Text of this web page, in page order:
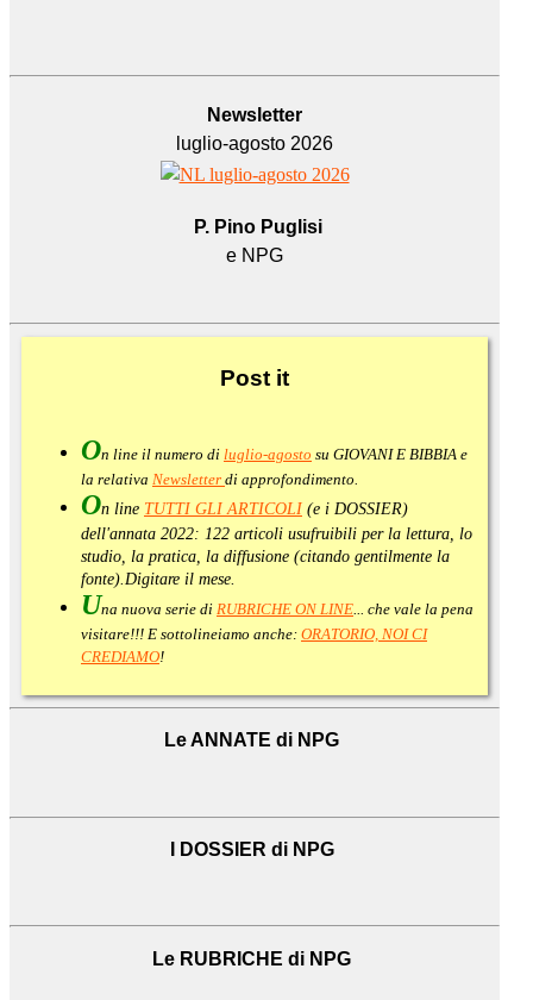
Newsletter
luglio-agosto 2026
P. Pino Puglisi
e NPG
Post it
On line il numero di luglio-agosto su GIOVANI E BIBBIA e
la relativa Newsletter di approfondimento
On line TUTTI GLI ARTICOLI (e i DOSSIER)
dell'annata 2022: 122 articoli usufruibili per la lettura, lo
studio, la pratica, la diffusione (citando gentilmente la
fonte). Digitare il mese.
Una nuova serie di RUBRICHE ON LINE ... che vale la pena
visitare!!! E sottolineiamo anche: ORATORIO, NOI CI
CREDIAMO!
Le ANNATE di NPG
I DOSSIER di NPG
Le RUBRICHE di NPG